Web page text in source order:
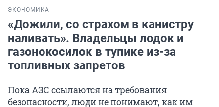
ЭКОНОМИКА
«Дожили, со страхом в канистру
наливать». Владельцы лодок и
газонокосилок в тупике из-за
топливных запретов
Пока АЗС ссылаются на требования
безопасности, люди не понимают, как им